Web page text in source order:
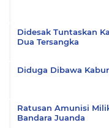
Didesak Tuntaskan
Dua Tersangka
Diduga Dibawa
Ratusan Amunisi
Bandara Juanda